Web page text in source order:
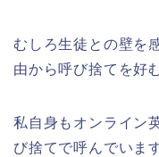
むしろ生徒との壁を
由から呼び捨てを好
私自身もオンライン
び捨てで呼んでいま